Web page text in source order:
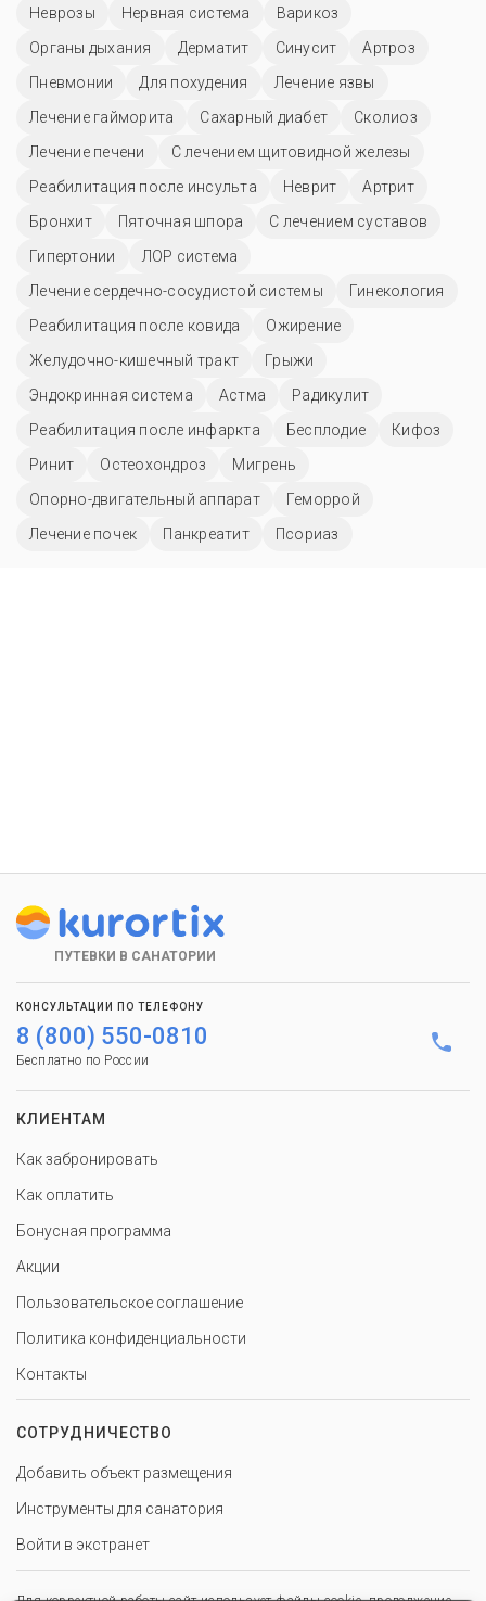
Неврозы
Нервная система
Варикоз
Органы дыхания
Дерматит Синусит
Артроз
Пневмонии
Для похудения
Лечение язвы
Лечение гайморита
Сахарный диабет
Сколиоз
Лечение печени
С лечением щитовидной железы
Реабилитация после инсульта
Неврит
Артрит
Бронхит
Пяточная шпора
С лечением суставов
Гипертонии
ЛОР система
Лечение сердечно-сосудистой системы
Гинекология
Реабилитация после ковида
Ожирение
Желудочно-кишечный тракт
Грыжи
Эндокринная система
Астма
Радикулит
Реабилитация после инфаркта
Бесплодие
Кифоз
Ринит
Остеохондроз
Мигрень
Опорно-двигательный аппарат
Геморрой
Лечение почек
Панкреатит Псориаз
ПУТЕВКИ В САНАТОРИИ
КОНСУЛЬТАЦИИ ПО ТЕЛЕФОНУ
8 (800) 550-0810
Бесплатно по России
КЛИЕНТАМ
Как забронировать
Как оплатить
Бонусная программа
Акции
Пользовательское соглашение
Политика конфиденциальности
Контакты
СОТРУДНИЧЕСТВО
Добавить объект размещения
Инструменты для санатория
Войти в экстранет